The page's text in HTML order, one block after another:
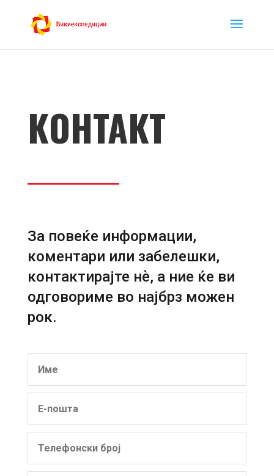
КОНТАКТ
За повеќе информации,
коментари или забелешки,
контактирајте нѐ, а ние ќе ви
одговориме во најбрз можен
рок.